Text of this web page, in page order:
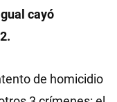
cayó
de homicidio